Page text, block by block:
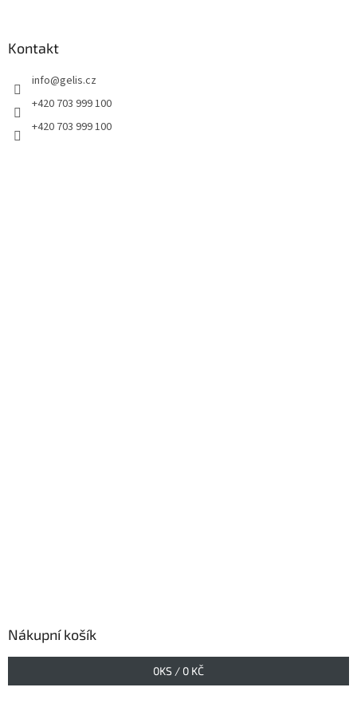
Kontakt
info@gelis.cz
+420 703 999 100
+420 703 999 100
Nákupní košík
0KS / 0 KČ